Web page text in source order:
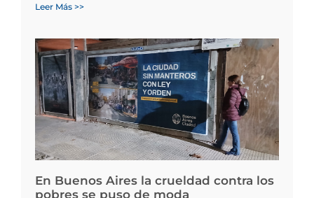
Leer Más >>
En Buenos Aires la crueldad contra los
pobres se puso de moda